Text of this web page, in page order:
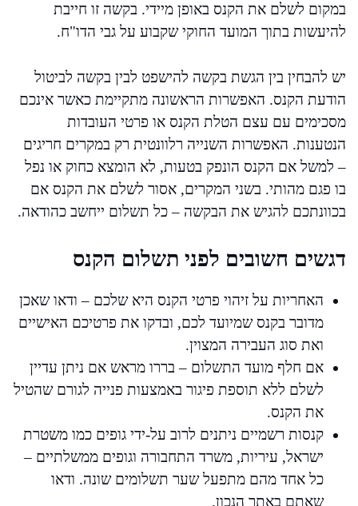
במקום לשלם את הקנס באופן מיידי. בקשה זו חייבת
להיעשות בתוך המועד החוקי שקבוע על גבי הדו"ח.
יש להבחין בין הגשת בקשה להישפט לבין בקשה לביטול
הודעת הקנס. האפשרות הראשונה מתקיימת כאשר אינכם
מסכימים עם עצם הטלת הקנס או פרטי העובדות
הנטענות. האפשרות השנייה רלוונטית רק במקרים חריגים
– למשל אם הקנס הונפק בטעות, לא הומצא כחוק או נפל
בו פגם מהותי. בשני המקרים, אסור לשלם את הקנס אם
בכוונתכם להגיש את הבקשה – כל תשלום ייחשב כהודאה.
דגשים חשובים לפני תשלום הקנס
האחריות על זיהוי פרטי הקנס היא שלכם – ודאו שאכן
מדובר בקנס שמיועד לכם, ובדקו את פרטיכם האישיים
ואת סוג העבירה המצוין.
אם חלף מועד התשלום – בררו מראש אם ניתן עדיין
לשלם ללא תוספת פיגור באמצעות פנייה לגורם שהטיל
את הקנס.
קנסות רשמיים ניתנים לרוב על-ידי גופים כמו משטרת
ישראל, עיריות, משרד התחבורה וגופים ממשלתיים –
כל אחד מהם מתפעל שער תשלומים שונה. ודאו
שאתם באתר הנכון.